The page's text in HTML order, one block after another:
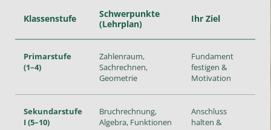
Klassenstufe
Schwerpunkte
(Lehrplan)
Ihr Ziel
Primarstufe
(1–4)
Zahlenraum,
Sachrechnen,
Geometrie
Fundament
festigen &
Motivation
Sekundarstufe
I (5–10)
Bruchrechnung,
Algebra, Funktionen
Anschluss
halten &